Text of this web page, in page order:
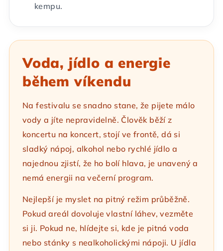
kempu.
Voda, jídlo a energie
během víkendu
Na festivalu se snadno stane, že pijete málo
vody a jíte nepravidelně. Člověk běží z
koncertu na koncert, stojí ve frontě, dá si
sladký nápoj, alkohol nebo rychlé jídlo a
najednou zjistí, že ho bolí hlava, je unavený a
nemá energii na večerní program.
Nejlepší je myslet na pitný režim průběžně.
Pokud areál dovoluje vlastní láhev, vezměte
si ji. Pokud ne, hlídejte si, kde je pitná voda
nebo stánky s nealkoholickými nápoji. U jídla